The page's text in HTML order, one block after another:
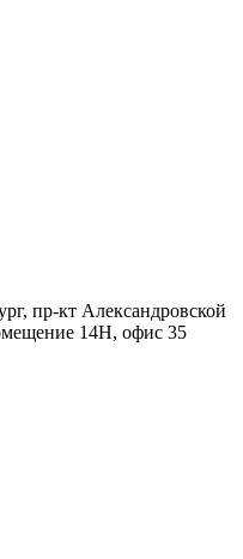
пр-кт Александровской
14Н, офис 35